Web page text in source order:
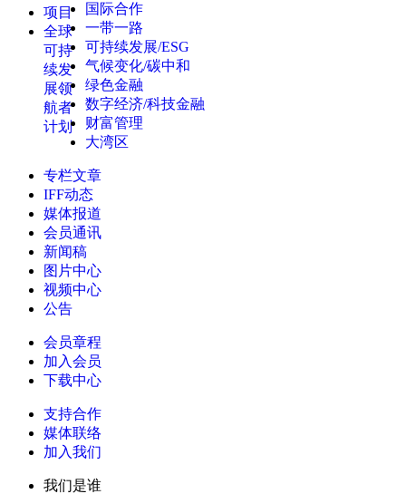
项目
全球
可持
续发
展领
航者
计划
国际合作
一带一路
可持续发展/ESG
气候变化/碳中和
绿色金融
数字经济/科技金融
财富管理
大湾区
专栏文章
IFF动态
媒体报道
会员通讯
新闻稿
图片中心
视频中心
公告
会员章程
加入会员
下载中心
支持合作
媒体联络
加入我们
我们是谁